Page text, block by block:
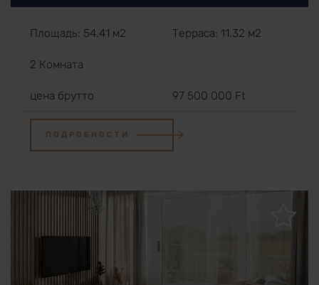
Площадь: 54.41 м2 Терраса: 11.32 м2
2 Комната
цена брутто 97 500 000 Ft
ПОДРОБНОСТИ